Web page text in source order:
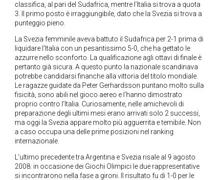
classifica, al pari del Sudafrica, mentre l’Italia si trova a quota
3. Il primo posto è irraggiungibile, dato che la Svezia si trova a
punteggio pieno.
La Svezia femminile aveva battuto il Sudafrica per 2-1 prima di
liquidare l’Italia con un pesantissimo 5-0, che ha gettato le
azzurre nello sconforto. La qualificazione agli ottavi di finale è
pertanto già sicura. A questo punto la nazionale scandinava
potrebbe candidarsi finanche alla vittoria del titolo mondiale.
Le ragazze guidate da Peter Gerhardsson puntano molto sulla
fisicità, sono abili nel gioco aereo e l’hanno dimostrato
proprio contro l’Italia. Curiosamente, nelle amichevoli di
preparazione degli ultimi mesi erano arrivati solo 2 successi,
ma oggi la Svezia appare molto più agguerrita e temibile. Non
a caso occupa una delle prime posizioni nel ranking
internazionale.
L’ultimo precedente tra Argentina e Svezia risale al 9 agosto
2008: in occasione dei Giochi Olimpici le due rappresentative
si incontrarono nella fase a gironi. Il risultato fu di 1-0 per le